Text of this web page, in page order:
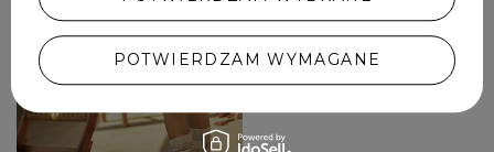
POTWIERDZAM WYMAGANE